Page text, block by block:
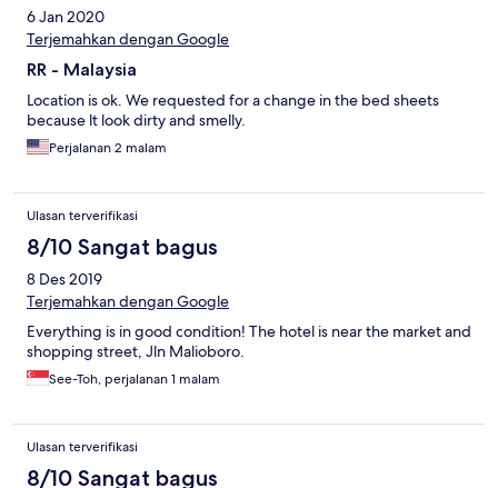
6 Jan 2020
Terjemahkan dengan Google
RR - Malaysia
Location is ok. We requested for a change in the bed sheets
because lt look dirty and smelly.
Perjalanan 2 malam
Ulasan terverifikasi
8/10 Sangat bagus
8 Des 2019
Terjemahkan dengan Google
Everything is in good condition! The hotel is near the market and
shopping street, Jln Malioboro.
See-Toh, perjalanan 1 malam
Ulasan terverifikasi
8/10 Sangat bagus